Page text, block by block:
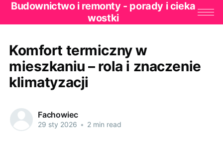
Budownictwo i remonty - porady i cieka
wostki
Komfort termiczny w
mieszkaniu – rola i znaczenie
klimatyzacji
Fachowiec
29 sty 2026 • 2 min read